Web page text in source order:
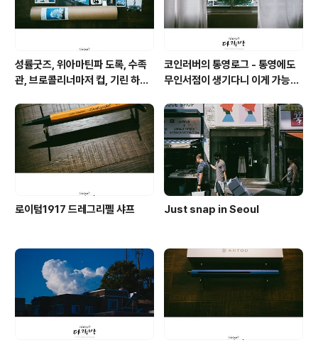
성률굿즈, 위아마틴파 도록, 수족
관, 브로콜리너마저 컵, 기린 하레
전병, 고래 사케, 기네스 나이트로
서지
코인러버의 통영로그 - 통영에도
무인서점이 생기다니 이게 가능할
로이텀1917 드레그리펠 샤프 Just snap in Seoul